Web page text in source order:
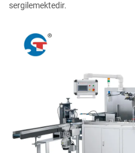
sergilemektedir.